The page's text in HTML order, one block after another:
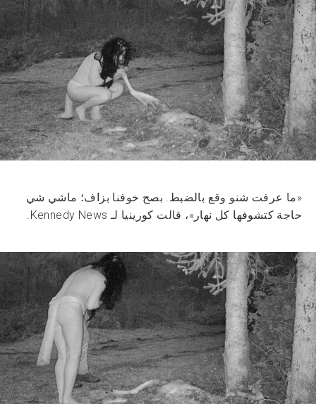
«ما عرفت شنو وقع بالضبط. بصح خوفنا بزاف؛ ماشي شي
حاجة كتشوفها كل نهار»، قالت كورينيا لـ Kennedy News.